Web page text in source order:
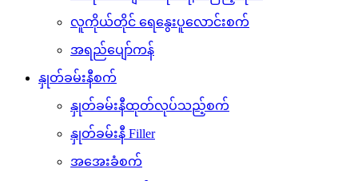
လူကိုယ်တိုင် ရေနွေးပူလောင်းစက်
အရည်ပျော်ကန်
နှုတ်ခမ်းနီစက်
နှုတ်ခမ်းနီထုတ်လုပ်သည့်စက်
နှုတ်ခမ်းနီ Filler
အအေးခံစက်